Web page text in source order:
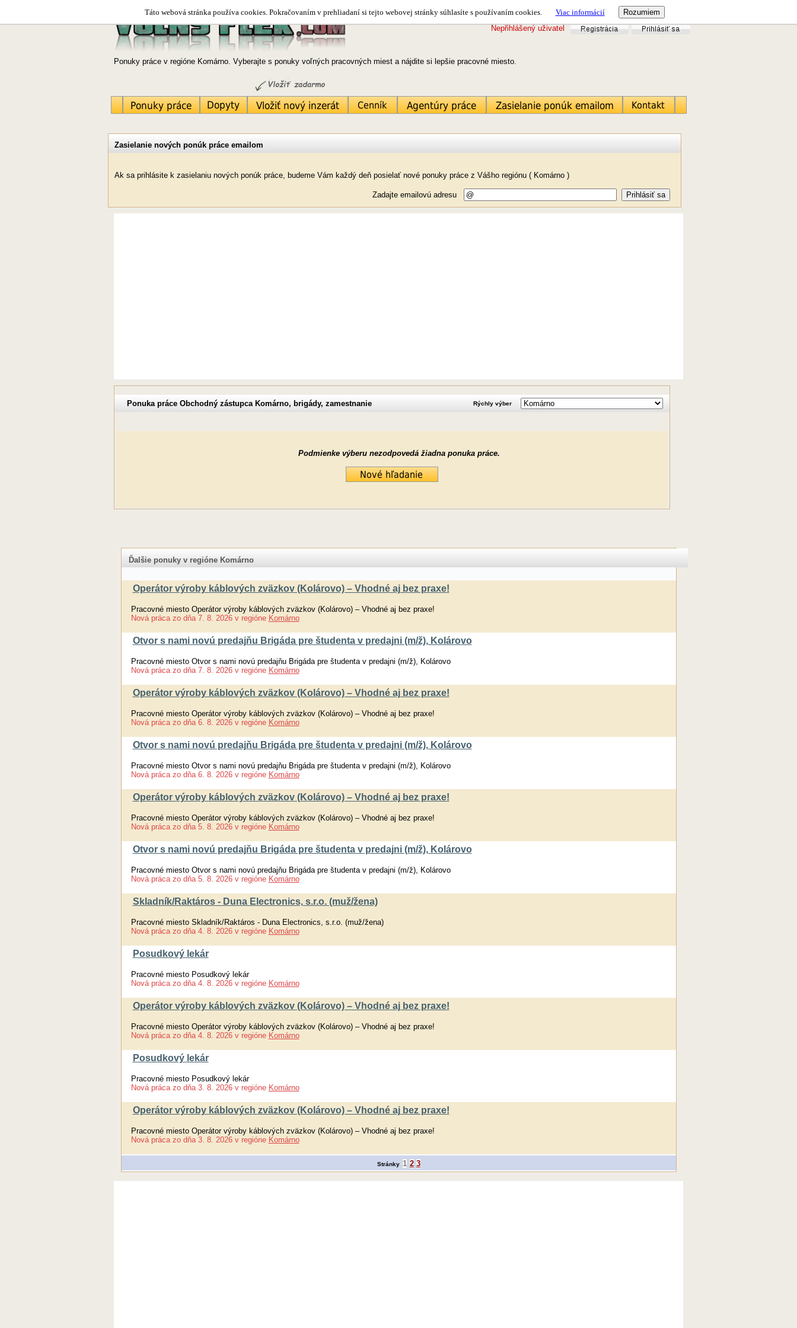
Táto webová stránka používa cookies. Pokračovaním v prehliadaní si tejto webovej stránky súhlasíte s používaním cookies.
Viac informácií
Nepřihlášený uživatel
Ponuky práce v regióne Komárno. Vyberajte s ponuky voľných pracovných miest a nájdite si lepšie pracovné miesto.
Zasielanie nových ponúk práce emailom
Ak sa prihlásite k zasielaniu nových ponúk práce, budeme Vám každý deň posielať nové ponuky práce z Vášho regiónu ( Komárno )
Zadajte emailovú adresu
Ponuka práce Obchodný zástupca Komárno, brigády, zamestnanie Rýchly výber
Podmienke výberu nezodpovedá žiadna ponuka práce.
Ďalšie ponuky v regióne Komárno
Operátor výroby káblových zväzkov (Kolárovo) – Vhodné aj bez praxe!
Pracovné miesto Operátor výroby káblových zväzkov (Kolárovo) – Vhodné aj bez praxe!
Nová práca zo dňa 7. 8. 2026 v regióne Komárno
Otvor s nami novú predajňu Brigáda pre študenta v predajni (m/ž), Kolárovo
Pracovné miesto Otvor s nami novú predajňu Brigáda pre študenta v predajni (m/ž), Kolárovo
Nová práca zo dňa 7. 8. 2026 v regióne Komárno
Operátor výroby káblových zväzkov (Kolárovo) – Vhodné aj bez praxe!
Pracovné miesto Operátor výroby káblových zväzkov (Kolárovo) – Vhodné aj bez praxe!
Nová práca zo dňa 6. 8. 2026 v regióne Komárno
Otvor s nami novú predajňu Brigáda pre študenta v predajni (m/ž), Kolárovo
Pracovné miesto Otvor s nami novú predajňu Brigáda pre študenta v predajni (m/ž), Kolárovo
Nová práca zo dňa 6. 8. 2026 v regióne Komárno
Operátor výroby káblových zväzkov (Kolárovo) – Vhodné aj bez praxe!
Pracovné miesto Operátor výroby káblových zväzkov (Kolárovo) – Vhodné aj bez praxe!
Nová práca zo dňa 5. 8. 2026 v regióne Komárno
Otvor s nami novú predajňu Brigáda pre študenta v predajni (m/ž), Kolárovo
Pracovné miesto Otvor s nami novú predajňu Brigáda pre študenta v predajni (m/ž), Kolárovo
Nová práca zo dňa 5. 8. 2026 v regióne Komárno
Skladník/Raktáros - Duna Electronics, s.r.o. (muž/žena)
Pracovné miesto Skladník/Raktáros - Duna Electronics, s.r.o. (muž/žena)
Nová práca zo dňa 4. 8. 2026 v regióne Komárno
Posudkový lekár
Pracovné miesto Posudkový lekár
Nová práca zo dňa 4. 8. 2026 v regióne Komárno
Operátor výroby káblových zväzkov (Kolárovo) – Vhodné aj bez praxe!
Pracovné miesto Operátor výroby káblových zväzkov (Kolárovo) – Vhodné aj bez praxe!
Nová práca zo dňa 4. 8. 2026 v regióne Komárno
Posudkový lekár
Pracovné miesto Posudkový lekár
Nová práca zo dňa 3. 8. 2026 v regióne Komárno
Operátor výroby káblových zväzkov (Kolárovo) – Vhodné aj bez praxe!
Pracovné miesto Operátor výroby káblových zväzkov (Kolárovo) – Vhodné aj bez praxe!
Nová práca zo dňa 3. 8. 2026 v regióne Komárno
Stránky 1 2 3